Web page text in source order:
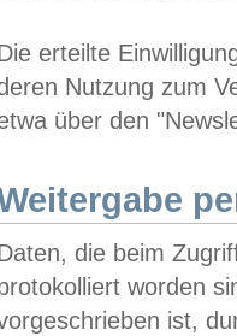
erteilte
Nutzung zum
über den
die beim
worden
ist,